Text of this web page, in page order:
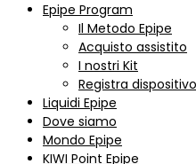
Epipe Program
Il Metodo Epipe
Acquisto assistito
I nostri Kit
Registra dispositivo
Liquidi Epipe
Dove siamo
Mondo Epipe
KIWI Point Epipe